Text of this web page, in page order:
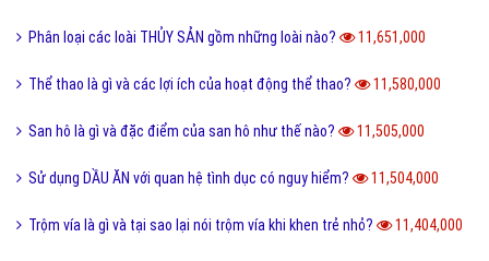
Phân loại các loài THỦY SẢN gồm những loài nào? 11,651,000
Thể thao là gì và các lợi ích của hoạt động thể thao? 11,580,000
San hô là gì và đặc điểm của san hô như thế nào? 11,505,000
Sử dụng DẦU ĂN với quan hệ tình dục có nguy hiểm? 11,504,000
Trộm vía là gì và tại sao lại nói trộm vía khi khen trẻ nhỏ? 11,404,000